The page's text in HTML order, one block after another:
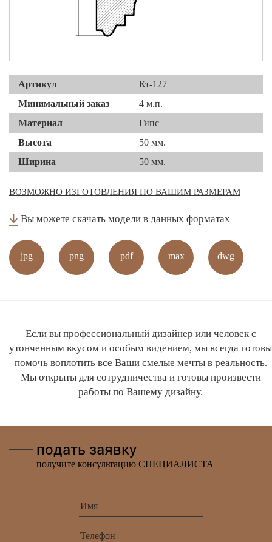
Артикул
Кт-127
Минимальный заказ
4 м.п.
Материал
Гипс
Высота
50 мм.
Ширина
50 мм.
ВОЗМОЖНО ИЗГОТОВЛЕНИЯ ПО ВАШИМ РАЗМЕРАМ
Вы можете скачать модели в данных форматах
jpg png pdf max dwg
Если вы профессиональный дизайнер или человек с
утонченным вкусом и особым видением, мы всегда готовы
помочь воплотить все Ваши смелые мечты в реальность.
Мы открыты для сотрудничества и готовы произвести
работы по Вашему дизайну.
подать заявку
получите консультацию СПЕЦИАЛИСТА